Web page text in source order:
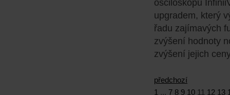
osciloskopů
upgradem, který
řadu zajímavých
zvýšení hodnoty
zvýšení jejich
předchozí
1 ... 7 8 9 10 11 12 13